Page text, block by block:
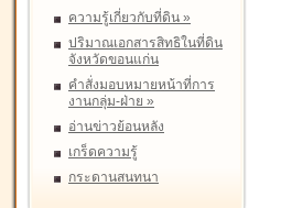
ความรู้เกี่ยวกับที่ดิน »
ปริมาณเอกสารสิทธิในที่ดิน
จังหวัดขอนแก่น
คำสั่งมอบหมายหน้าที่การ
งานกลุ่ม-ฝ่าย »
อ่านข่าวย้อนหลัง
เกร็ดความรู้
กระดานสนทนา